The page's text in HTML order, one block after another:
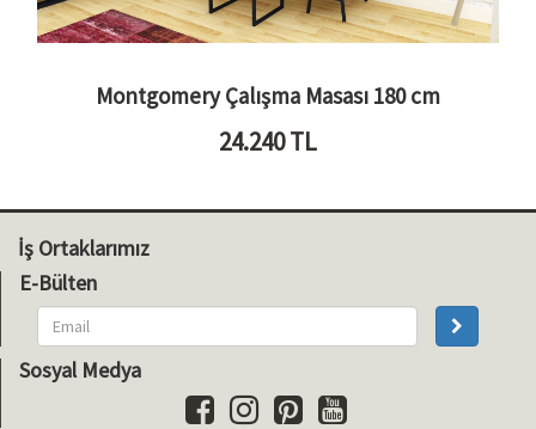
Montgomery Çalışma Masası 180 cm
24.240TL
İş Ortaklarımız
E-Bülten
Sosyal Medya